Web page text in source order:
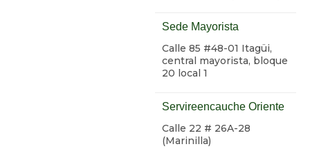
Sede Mayorista
Calle 85 #48-01 Itagüi,
central mayorista, bloque
20 local 1
Servireencauche Oriente
Calle 22 # 26A-28
(Marinilla)